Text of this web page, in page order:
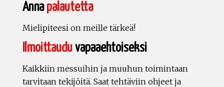
Annapalautetta
Mielipiteesi on meille tärkeä!
Ilmoittauduvapaaehtoiseksi
Kaikkiin messuihin ja muuhun toimintaan
tarvitaan tekijöitä. Saat tehtäviin ohjeet ja